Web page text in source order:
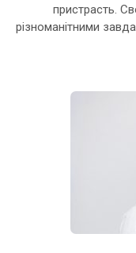
пристрасть.
різноманітними